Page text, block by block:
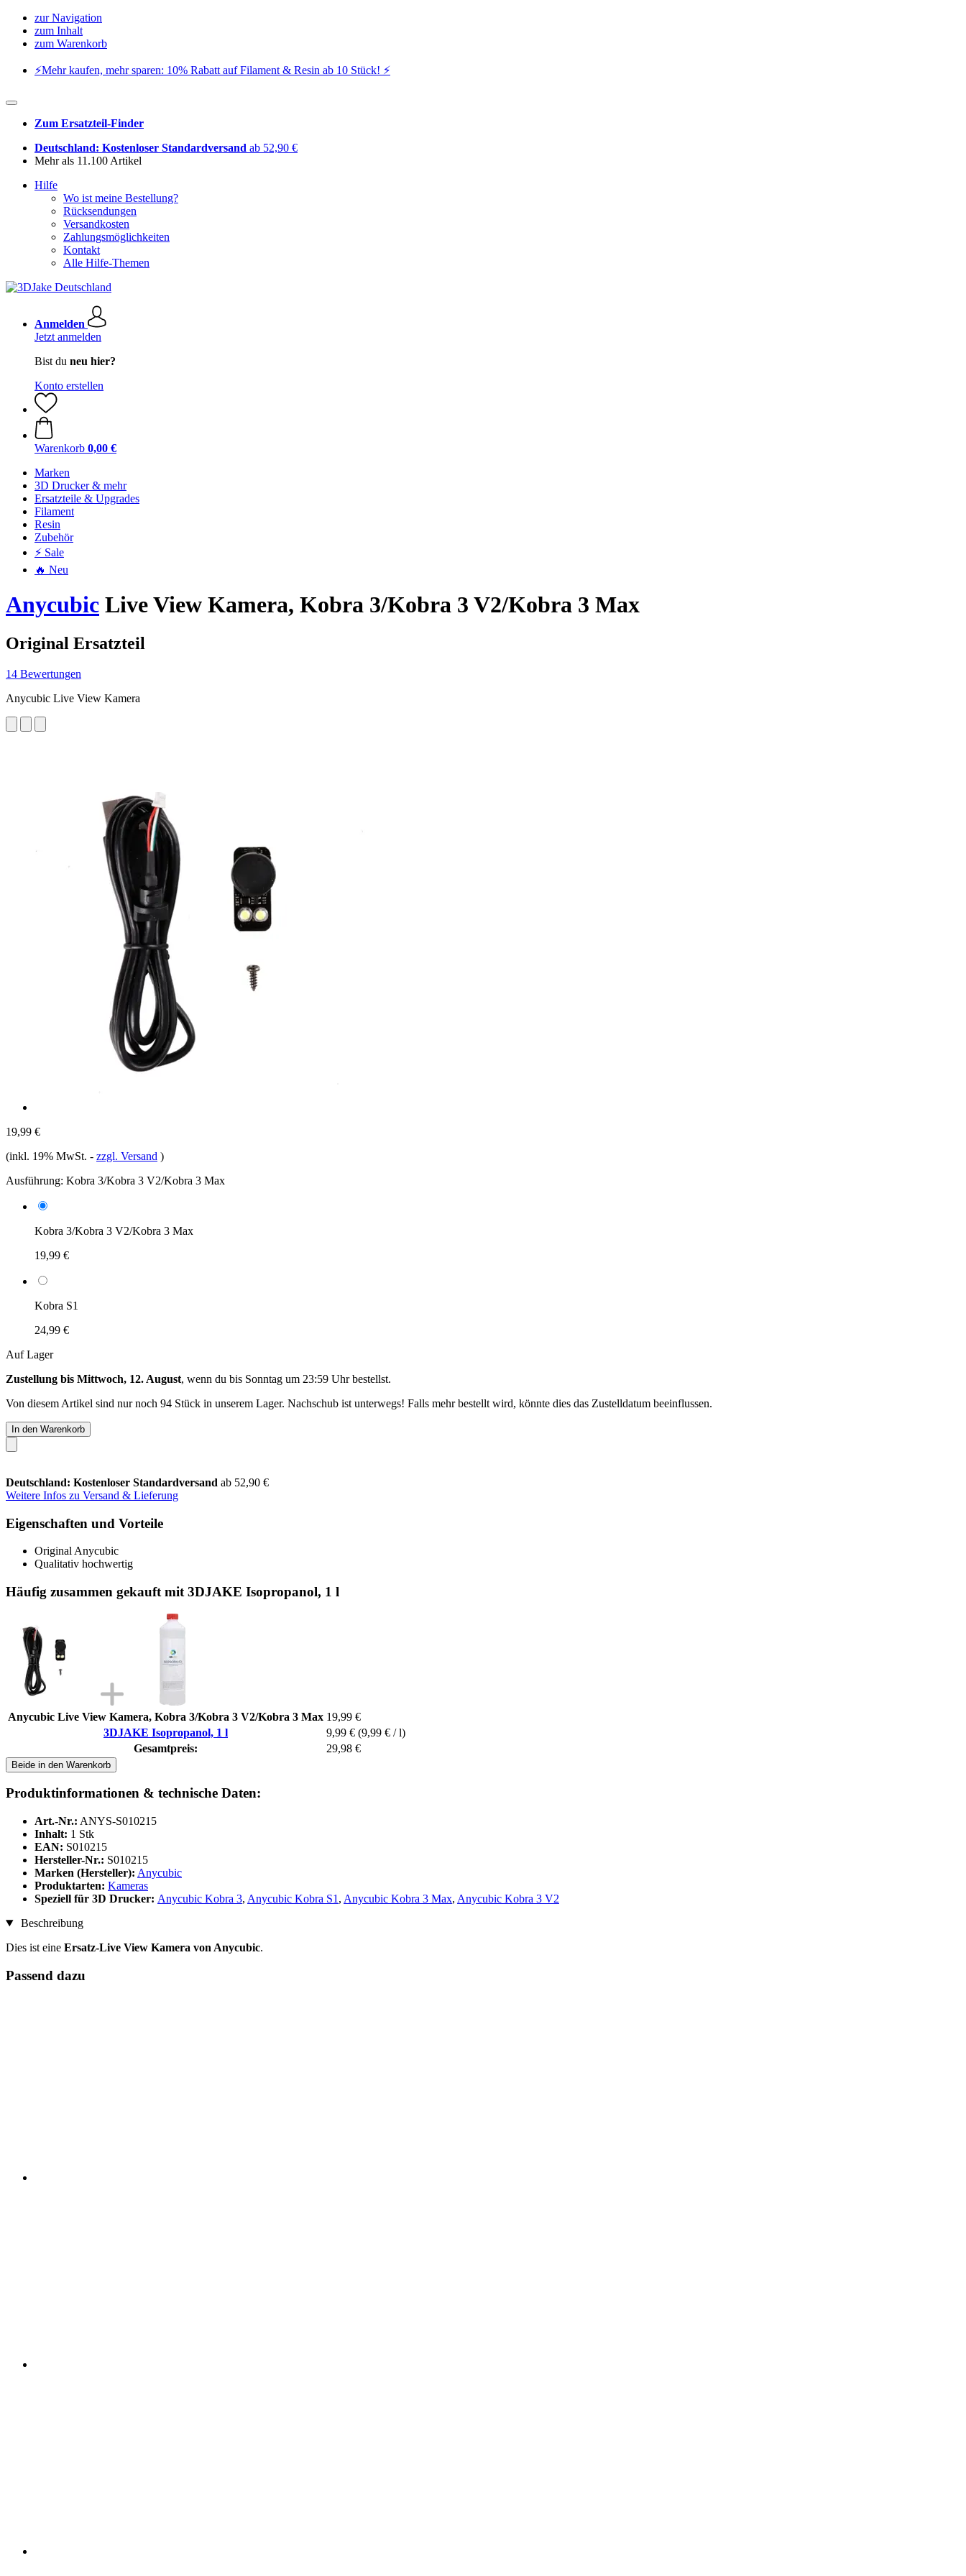
zur Navigation
zum Inhalt
zum Warenkorb
⚡️Mehr kaufen, mehr sparen: 10% Rabatt auf Filament & Resin ab 10 Stück! ⚡️
Zum Ersatzteil-Finder
Deutschland: Kostenloser Standardversand ab 52,90 €
Mehr als 11.100 Artikel
Hilfe
Wo ist meine Bestellung?
Rücksendungen
Versandkosten
Zahlungsmöglichkeiten
Kontakt
Alle Hilfe-Themen
Anmelden
Jetzt anmelden
Bist du neu hier?
Konto erstellen
Warenkorb 0,00 €
Marken
3D Drucker & mehr
Ersatzteile & Upgrades
Filament
Resin
Zubehör
⚡ Sale
🔥 Neu
Anycubic Live View Kamera, Kobra 3/Kobra 3 V2/Kobra 3 Max
Original Ersatzteil
14 Bewertungen
Anycubic Live View Kamera
19,99 €
(inkl. 19% MwSt. - zzgl. Versand )
Ausführung: Kobra 3/Kobra 3 V2/Kobra 3 Max
Kobra 3/Kobra 3 V2/Kobra 3 Max
19,99 €
Kobra S1
24,99 €
Auf Lager
Zustellung bis Mittwoch, 12. August, wenn du bis Sonntag um 23:59 Uhrbestellst.
Von diesem Artikel sind nur noch 94 Stück in unserem Lager. Nachschub ist unterwegs! Falls mehr bestellt wird, könnte dies das Zustelldatum beeinflussen.
In den Warenkorb
Deutschland: Kostenloser Standardversand ab 52,90 €
Weitere Infos zu Versand & Lieferung
Eigenschaften und Vorteile
Original Anycubic
Qualitativ hochwertig
Häufig zusammen gekauft mit 3DJAKE Isopropanol, 1 l
Anycubic Live View Kamera, Kobra 3/Kobra 3 V2/Kobra 3 Max 19,99 €
3DJAKE Isopropanol, 1 l
9,99 € (9,99 € / l)
Gesamtpreis:
29,98 €
Beide in den Warenkorb
Produktinformationen & technische Daten:
Art.-Nr.: ANYS-S010215
Inhalt: 1 Stk
EAN: S010215
Hersteller-Nr.: S010215
Marken (Hersteller): Anycubic
Produktarten: Kameras
Speziell für 3D Drucker: Anycubic Kobra 3, Anycubic Kobra S1 , Anycubic Kobra 3 Max, Anycubic Kobra 3 V2
Beschreibung
Dies ist eine Ersatz-Live View Kamera von Anycubic.
Passend dazu